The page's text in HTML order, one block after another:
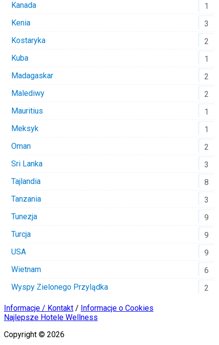
Kanada
1
Kenia
3
Kostaryka
2
Kuba
1
Madagaskar
2
Malediwy
2
Mauritius
1
Meksyk
1
Oman
2
Sri Lanka
3
Tajlandia
8
Tanzania
3
Tunezja
9
Turcja
9
USA
9
Wietnam
6
Wyspy Zielonego Przylądka
2
Informacje / Kontakt / Informacje o Cookies
Najlepsze Hotele Wellness
Copyright © 2026